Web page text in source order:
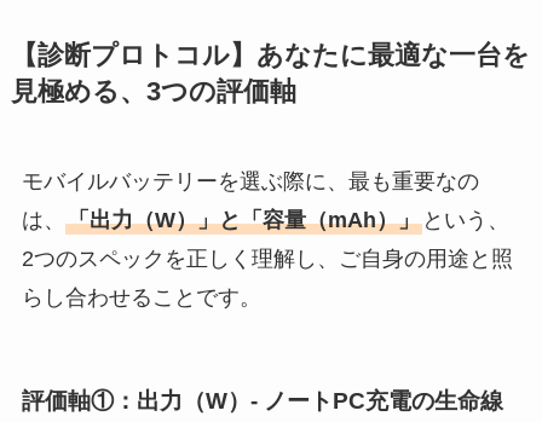
【診断プロトコル】あなたに最適な一台を
見極める、3つの評価軸
モバイルバッテリーを選ぶ際に、最も重要なの
は、 「出力（W）」と「容量（mAh）」という、
2つのスペックを正しく理解し、ご自身の用途と照
らし合わせることです。
評価軸①：出力（W）- ノートPC充電の生命線